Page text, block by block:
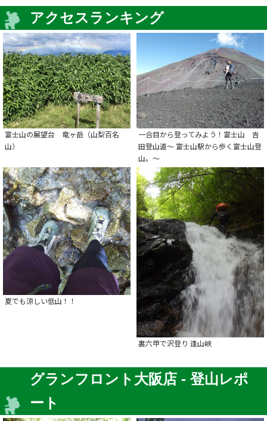
アクセスランキング
富士山の展望台 竜ヶ岳（山梨百名
山）
一合目から登ってみよう！富士山 吉
田登山道～ 富士山駅から歩く富士山登
山。～
夏でも涼しい低山！！
裏六甲で沢登り 逢山峡
グランフロント大阪店 - 登山レポ
ート